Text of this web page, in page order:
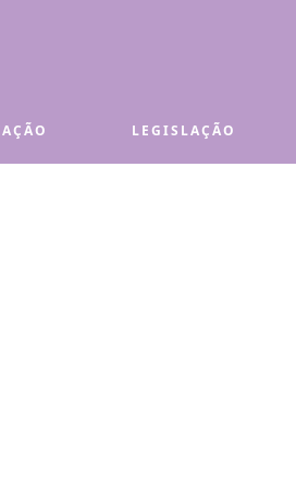
LEGISLAÇÃO